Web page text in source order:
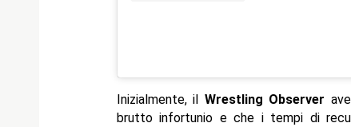
Inizialmente, il Wrestling Observer
brutto infortunio e che i tempi di